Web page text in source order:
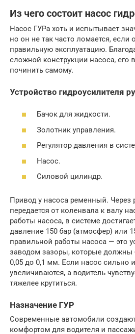
Из чего состоит насос
Насос ГУРа хоть и испытывает
но он не так часто ломается, если
правильную эксплуатацию.
сложной конструкции насоса, его
починить самому.
Устройство гидроусилителя
Бачок для жидкости.
Золотник управления.
Регулятор давления в
Насос.
Силовой цилиндр.
Привод у насоса ременный. Через
передается от коленвала к валу
работы насоса, в системе
давление 150 бар (атмосфер) или
правильной работы насоса — это
заводом зазоры, которые должны
0,05 до 0,1 мм. Если насос сильно
увеличиваются, а водитель
тяжелее крутиться.
Назначение ГУР
Современные автомобили
комфортом для водителя и